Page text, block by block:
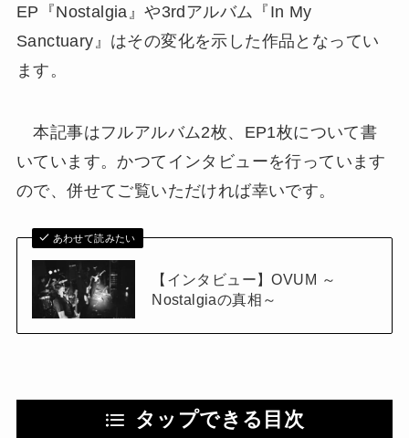
EP『Nostalgia』や3rdアルバム『In My
Sanctuary』はその変化を示した作品となってい
ます。
本記事はフルアルバム2枚、EP1枚について書
いています。かつてインタビューを行っています
ので、併せてご覧いただければ幸いです。
あわせて読みたい
【インタビュー】OVUM ～
Nostalgiaの真相～
タップできる目次